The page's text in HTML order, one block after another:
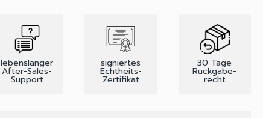
lebenslanger
After-Sales-
Support
signiertes
Echtheits-
Zertifikat
30 Tage
Rückgabe-
recht